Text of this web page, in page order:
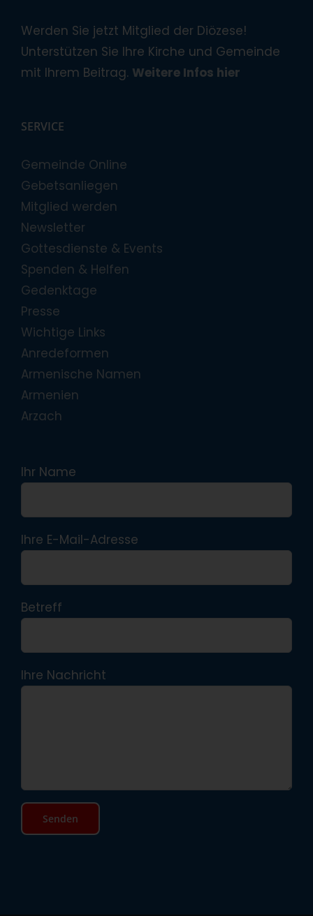
Werden Sie jetzt Mitglied der Diözese!
Unterstützen Sie Ihre Kirche und Gemeinde
mit Ihrem Beitrag. Weitere Infos hier
SERVICE
Gemeinde Online
Gebetsanliegen
Mitglied werden
Newsletter
Gottesdienste & Events
Spenden & Helfen
Gedenktage
Presse
Wichtige Links
Anredeformen
Armenische Namen
Armenien
Arzach
Ihr Name
Ihre E-Mail-Adresse
Betreff
Ihre Nachricht